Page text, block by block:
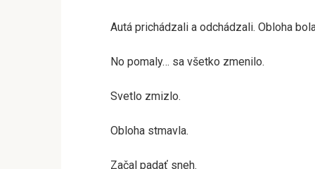
Autá prichádzali a odchádzali. Obloha
No pomaly… sa všetko zmenilo.
Svetlo zmizlo.
Obloha stmavla.
Začal padať sneh.